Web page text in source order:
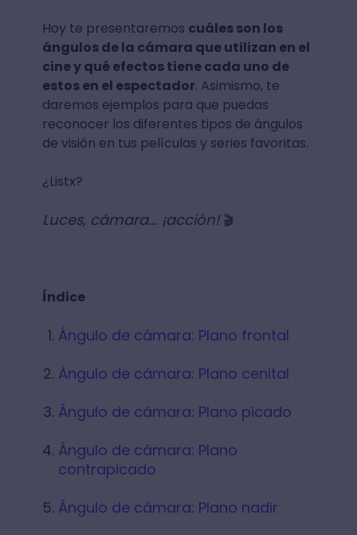
Hoy te presentaremos cuáles son los
ángulos de la cámara que utilizan en el
cine y qué efectos tiene cada uno de
estos en el espectador. Asimismo, te
daremos ejemplos para que puedas
reconocer los diferentes tipos de ángulos
de visión en tus películas y series favoritas.
¿Listx?
Luces, cámara... ¡acción! 🎬
Índice
Ángulo de cámara: Plano frontal
Ángulo de cámara: Plano cenital
Ángulo de cámara: Plano picado
Ángulo de cámara: Plano
contrapicado
Ángulo de cámara: Plano nadir